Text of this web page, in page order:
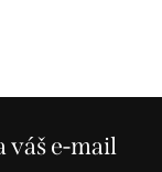
váš e-mail